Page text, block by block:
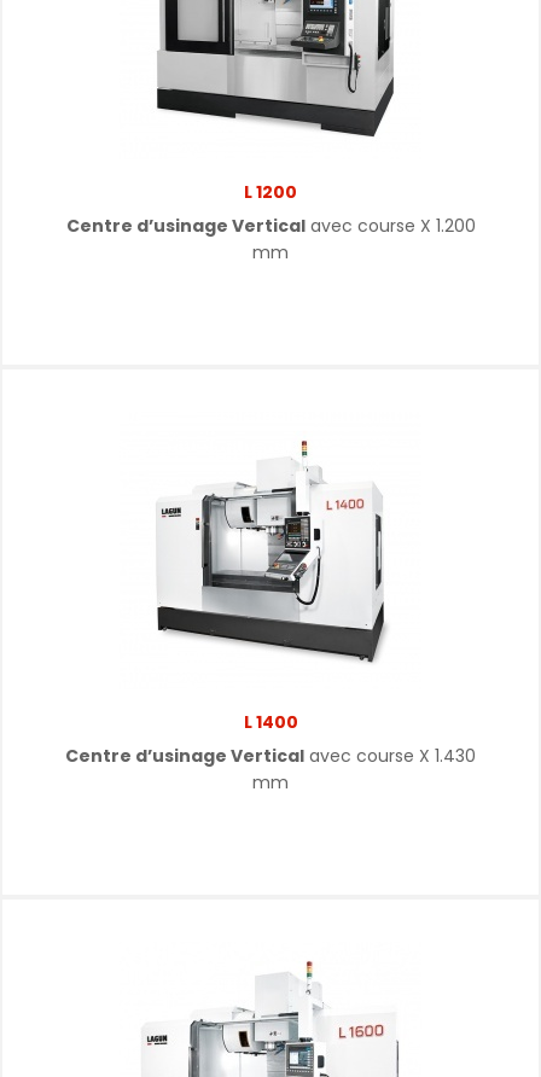
L 1200
Centre d’usinage Verticalavec course X 1.200
mm
L 1400
Centre d’usinage Vertical avec course X 1.430
mm